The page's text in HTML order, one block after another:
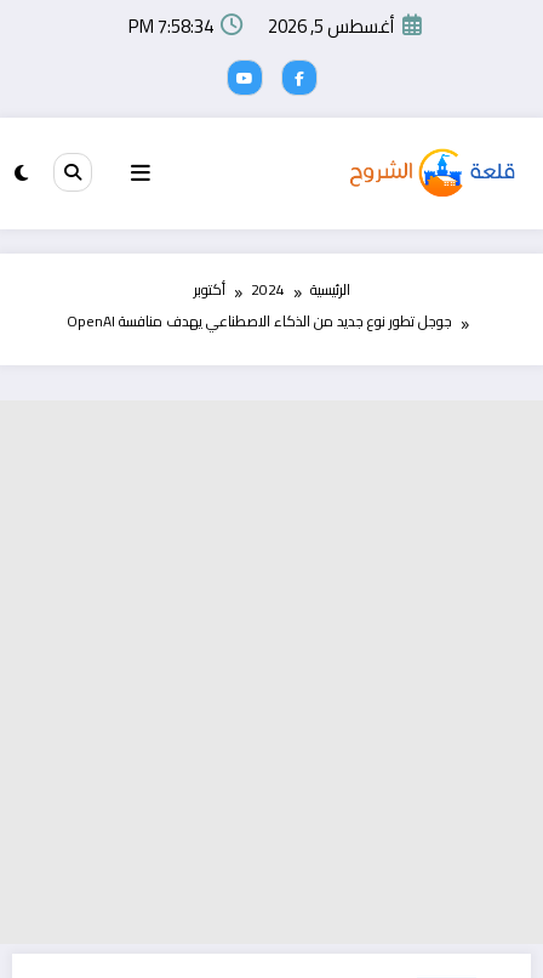
أغسطس 5, 2026 7:58:35 PM
الرئيسية 2024
أكتوبر
جوجل تطور نوع جديد من الذكاء الاصطناعي يهدف منافسة OpenAI